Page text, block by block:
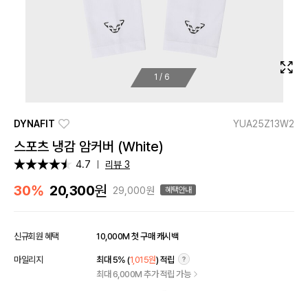
1 / 6
DYNAFIT YUA25Z13W2
스포츠 냉감 암커버 (White)
4.7 리뷰 3
30% 20,300원 29,000원 혜택안내
신규회원 혜택 10,000M 첫 구매 캐시백
마일리지 최대 5% (1,015원) 적립
최대 6,000M 추가 적립 가능